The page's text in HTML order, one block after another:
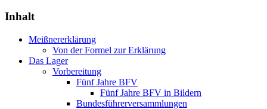
Inhalt
Meißnererklärung
Von der Formel zur Erklärung
Das Lager
Vorbereitung
Fünf Jahre BFV
Fünf Jahre BFV in Bildern
Bundesführerversammlungen